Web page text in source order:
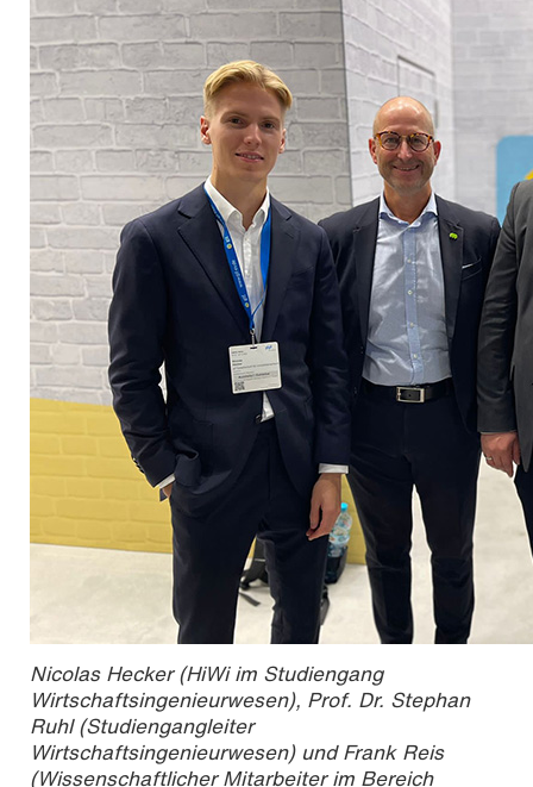
Nicolas Hecker (HiWi im Studiengang
Wirtschaftsingenieurwesen), Prof. Dr. Stephan
Ruhl (Studiengangleiter
Wirtschaftsingenieurwesen) und Frank Reis
(Wissenschaftlicher Mitarbeiter im Bereich